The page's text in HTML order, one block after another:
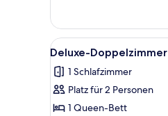
Gartenblick
Alle
Fotos
für
Deluxe-
Doppelzimmer
3
Deluxe-Doppelzimmer
1 Schlafzimmer
Platz für 2 Personen
1 Queen-Bett